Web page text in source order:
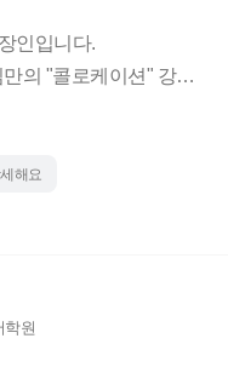
하는 행동들을 영어
어 조합이 잘 안됐
지만,
짜 현지인처럼 세련
인입니다.
의 "콜로케이션" 강의
해요
학원